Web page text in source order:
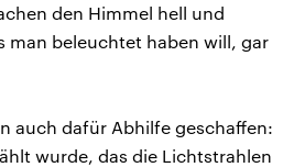
den Himmel hell und
man beleuchtet haben will, gar
auch dafür Abhilfe geschaffen:
wurde, das die Lichtstrahlen